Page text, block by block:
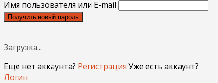
Имя пользователя или E-mail
Получить новый пароль
Загрузка...
Еще нет аккаунта? Регистрация Уже есть аккаунт?
Логин